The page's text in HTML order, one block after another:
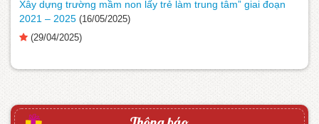
Xây dựng trường mầm non lấy trẻ làm trung tâm” giai đoạn
2021 – 2025 (16/05/2025)
(29/04/2025)